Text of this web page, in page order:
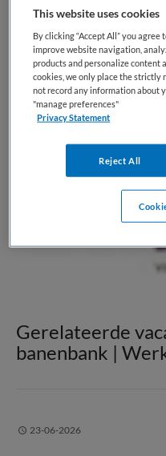
Vacature niet
Deze vacature Arts /
Docjobs is niet meer
vergelijkbare vacatures
Gerelateerde
banenbank |
23-06-2026
This website uses cookies
By clicking “Accept All” you
improve website navigation,
products and personalize content
cookies, we only place the strictly
not record any information about
"manage preferences"
Privacy Statement
Reject All